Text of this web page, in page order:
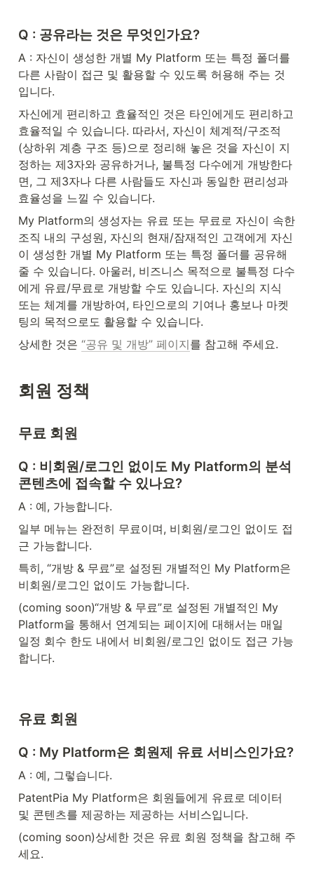
Q : 공유라는 것은 무엇인가요?
A : 자신이 생성한 개별 My Platform 또는 특정 폴더를
다른 사람이 접근 및 활용할 수 있도록 허용해 주는 것
입니다.
자신에게 편리하고 효율적인 것은 타인에게도 편리하고
효율적일 수 있습니다. 따라서, 자신이 체계적/구조적
(상하위 계층 구조 등)으로 정리해 놓은 것을 자신이 지
정하는 제3자와 공유하거나, 불특정 다수에게 개방한다
면, 그 제3자나 다른 사람들도 자신과 동일한 편리성과
효율성을 느낄 수 있습니다.
My Platform의 생성자는 유료 또는 무료로 자신이 속한
조직 내의 구성원, 자신의 현재/잠재적인 고객에게 자신
이 생성한 개별 My Platform 또는 특정 폴더를 공유해
줄 수 있습니다. 아울러, 비즈니스 목적으로 불특정 다수
에게 유료/무료로 개방할 수도 있습니다. 자신의 지식
또는 체계를 개방하여, 타인으로의 기여나 홍보나 마켓
팅의 목적으로도 활용할 수 있습니다.
상세한 것은 “공유 및 개방” 페이지를 참고해 주세요.
회원 정책
무료 회원
Q : 비회원/로그인 없이도 My Platform의 분석
콘텐츠에 접속할 수 있나요?
A : 예, 가능합니다.
일부 메뉴는 완전히 무료이며, 비회원/로그인 없이도 접
근 가능합니다.
특히, “개방 & 무료”로 설정된 개별적인 My Platform은
비회원/로그인 없이도 가능합니다.
(coming soon)“개방 & 무료”로 설정된 개별적인 My
Platform을 통해서 연계되는 페이지에 대해서는 매일
일정 회수 한도 내에서 비회원/로그인 없이도 접근 가능
합니다.
유료 회원
Q : My Platform은 회원제 유료 서비스인가요?
A : 예, 그렇습니다.
PatentPia My Platform은 회원들에게 유료로 데이터
및 콘텐츠를 제공하는 제공하는 서비스입니다.
(coming soon)상세한 것은 유료 회원 정책을 참고해 주
세요.